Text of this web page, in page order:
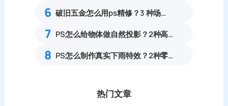
6 破旧五金怎么用ps精修？3 种场景对应方法（新手一看就会）
7 PS怎么给物体做自然投影？2种高效方法对比
8 PS怎么制作真实下雨特效？2种零基础雨水氛围感修图教程
热门文章